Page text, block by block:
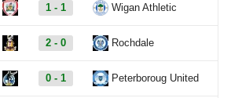
1 - 1 Wigan Athletic
2 - 0 Rochdale
0 - 1 Peterboroug United